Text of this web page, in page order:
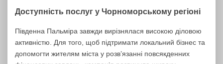
Доступність послуг у Чорноморському регіоні
Південна Пальміра завжди вирізнялася високою діловою
активністю. Для того, щоб підтримати локальний бізнес та
допомогти жителям міста у розв’язанні повсякденних